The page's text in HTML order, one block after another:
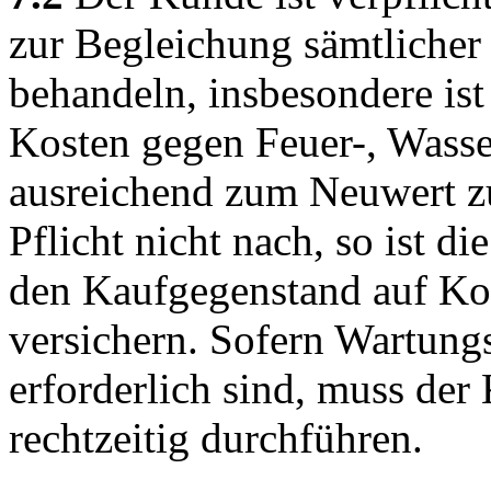
zur Begleichung
behandeln, insbesondere
Kosten gegen Feuer-,
ausreichend zum Neuwert
Pflicht nicht nach, so ist
den Kaufgegenstand auf
versichern. Sofern
erforderlich sind, muss der
rechtzeitig durchführen.